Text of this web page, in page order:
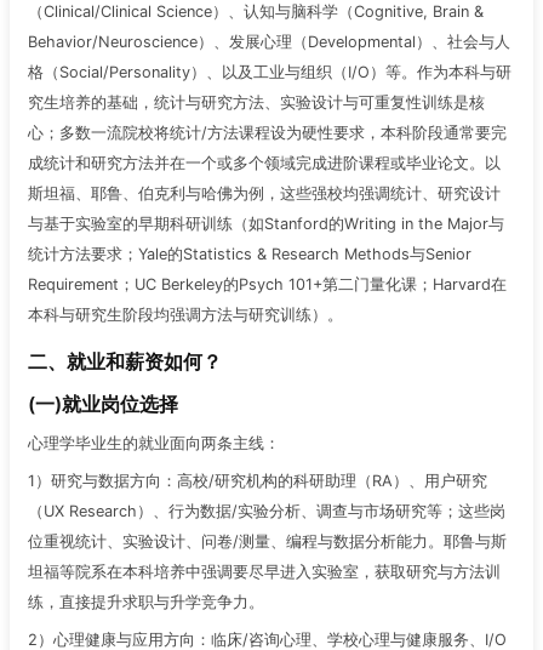
（Clinical/Clinical Science）、认知与脑科学（Cognitive, Brain &
Behavior/Neuroscience）、发展心理（Developmental）、社会与人
格（Social/Personality）、以及工业与组织（I/O）等。作为本科与研
究生培养的基础，统计与研究方法、实验设计与可重复性训练是核
心；多数一流院校将统计/方法课程设为硬性要求，本科阶段通常要完
成统计和研究方法并在一个或多个领域完成进阶课程或毕业论文。以
斯坦福、耶鲁、伯克利与哈佛为例，这些强校均强调统计、研究设计
与基于实验室的早期科研训练（如Stanford的Writing in the Major与
统计方法要求；Yale的Statistics & Research Methods与Senior
Requirement；UC Berkeley的Psych 101+第二门量化课；Harvard在
本科与研究生阶段均强调方法与研究训练）。
二、就业和薪资如何？
(一)就业岗位选择
心理学毕业生的就业面向两条主线：
1）研究与数据方向：高校/研究机构的科研助理（RA）、用户研究
（UX Research）、行为数据/实验分析、调查与市场研究等；这些岗
位重视统计、实验设计、问卷/测量、编程与数据分析能力。耶鲁与斯
坦福等院系在本科培养中强调要尽早进入实验室，获取研究与方法训
练，直接提升求职与升学竞争力。
2）心理健康与应用方向：临床/咨询心理、学校心理与健康服务、I/O